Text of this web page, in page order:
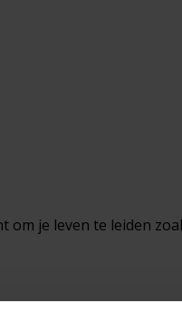
je leven te leiden